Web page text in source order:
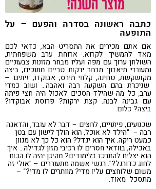
כתבה ראשונה בסדרה והפעם – על
התופעה
אם אתם מכירים את התסריט הבא, כדאי לכם
מאד להמשיך לקרוא: ארוחת ערב משפחתית,
השולחן ערוך עם מפה ועליו מבחר מזונות צבעוניים
ומעוררי תיאבון: מבחר ירקות טריים חתוכים, ביצה
מקושקשת, טחינה, קלחי תירס, אבוקדו, זיתים –
שניכרת בהם השקעה רבה ואהבה… ושוב כמדי
ערב, כל מה שהילד הסכים לאכול היה חצי פיתה
עם גבינה לבנה. קצת ירקות? פרוסת אבוקדו?
ביצה? כלום.
שכנועים, פיתויים, לחצים – דבר לא עובד, והדאגה
רבה – "הילד לא אוכל, הוא הולך לישון עם בטן
כמעט ריקה. איך הוא יגדל? הוא כל כך לא מגוון
באכילה, בוודאי חסרים לו רכיבי מזון לגדילה… איך
הוא יצליח להתרכז בלימודים? מהיכן יהיה לו הכוח
לחוג כדורגל?". רגשי אשמה מתעוררים – "אולי זה
משום שלוחצים עליו מדי? מוותרים לו מדי?" –
מתסכל מאוד.